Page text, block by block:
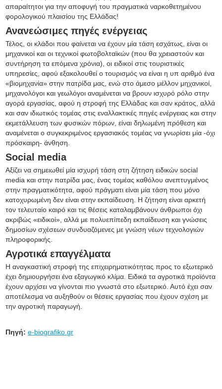
απαραίτητοι για την αποφυγή του πραγματικά ναρκοθετημένου
φορολογικού πλαισίου της Ελλάδας!
Ανανεώσιμες πηγές ενέργειας
Τέλος, οι κλάδοι που φαίνεται να έχουν μία τάση εσχάτως, είναι οι
μηχανικοί και οι τεχνικοί φωτοβολταϊκών (που θα χρειαστούν και
συντήρηση τα επόμενα χρόνια), οι ειδικοί στις τουριστικές
υπηρεσίες, αφού εξακολουθεί ο τουρισμός να είναι η υπ αριθμό ένα
«βιομηχανία» στην πατρίδα μας, ενώ στο άμεσο μέλλον μηχανικοί,
μηχανολόγοι και γεωλόγοι αναμένεται να βρουν ισχυρό ρόλο στην
αγορά εργασίας, αφού η στροφή της Ελλάδας και σαν κράτος, αλλά
και σαν ιδιωτικός τομέας στις εναλλακτικές πηγές ενέργειας και στην
εκμετάλλευση των φυσικών πόρων, είναι δηλωμένη πρόθεση και
αναμένεται ο συγκεκριμένος εργασιακός τομέας να γνωρίσει μία -όχι
πρόσκαιρη- άνθηση.
Social media
Αξίζει να σημειωθεί μία ισχυρή τάση στη ζήτηση ειδικών social
media και στην πατρίδα μας, ένας τομέας καθόλου ανεπτυγμένος
στην πραγματικότητα, αφού πράγματι είναι μία τάση που μόνο
κατοχυρωμένη δεν είναι στην εκπαίδευση. Η ζήτηση είναι αρκετή
τον τελευταίο καιρό και τις θέσεις καταλαμβάνουν άνθρωποι όχι
ακριβώς «ειδικοί», αλλά με πολυεπίπεδη εκπαίδευση και γνώσεις
δημοσίων σχέσεων συνδυαζόμενες με γνώση νέων τεχνολογιών
πληροφορικής.
Αγροτικά επαγγέλματα
Η αναγκαστική στροφή της επιχειρηματικότητας προς το εξωτερικό
έχει δημιουργήσει ένα εξαγωγικό κλίμα. Ειδικά τα αγροτικά προϊόντα
έχουν αρχίσει να γίνονται πιο γνωστά στο εξωτερικό. Αυτό έχει σαν
αποτέλεσμα να αυξηθούν οι θέσεις εργασίας που έχουν σχέση με
την αγροτική παραγωγή.
Πηγή:e-biografiko.gr